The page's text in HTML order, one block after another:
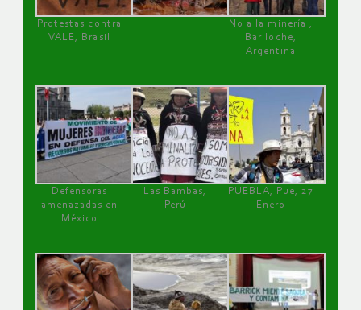
Protestas contra
VALE, Brasil
No a la minería ,
Bariloche,
Argentina
Defensoras
amenazadas en
México
Las Bambas,
Perú
PUEBLA, Pue, 27
Enero